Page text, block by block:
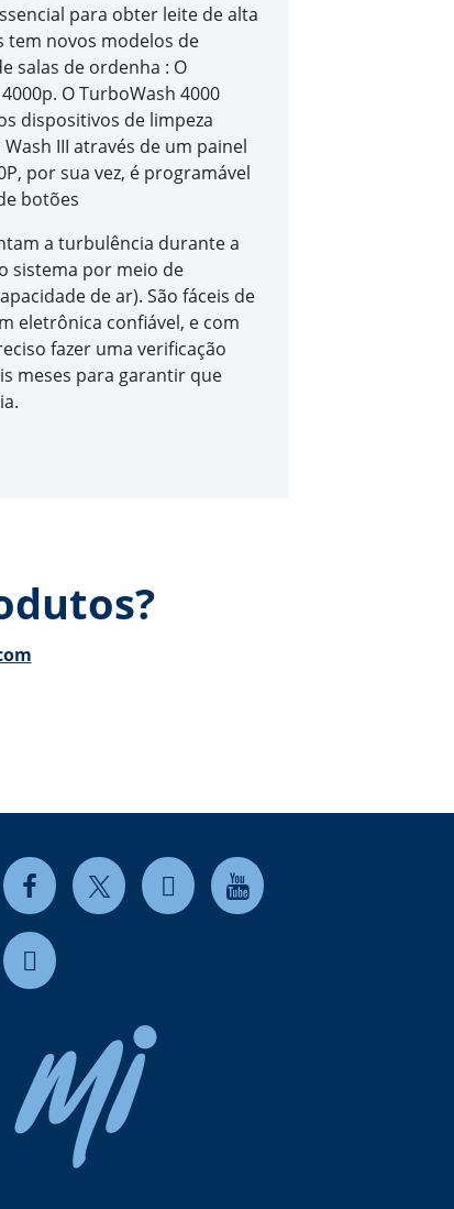
para obter leite de alta
tem novos modelos de
salas de ordenha : O
O TurboWash 4000
dispositivos de limpeza
III através de um painel
por sua vez, é programável
botões
a turbulência durante a
sistema por meio de
de ar). São fáceis de
eletrônica confiável, e com
fazer uma verificação
meses para garantir que